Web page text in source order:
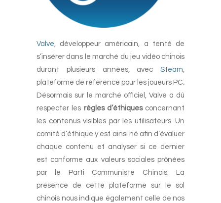
Valve , développeur américain, a tenté de
s’insérer dans le marché du jeu vidéo chinois
durant plusieurs années, avec Steam,
plateforme de référence pour les joueurs PC.
Désormais sur le marché officiel, Valve a dû
respecter les règles d’éthiquesconcernant
les contenus visibles par les utilisateurs. Un
comité d’éthique y est ainsi né afin d’évaluer
chaque contenu et analyser si ce dernier
est conforme aux valeurs sociales prônées
par le Parti Communiste Chinois. La
présence de cette plateforme sur le sol
chinois nous indique également celle de nos